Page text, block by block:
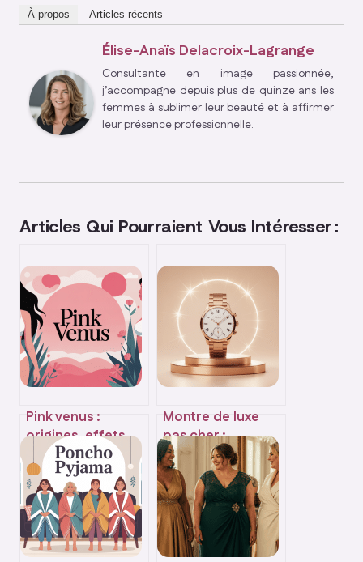
À propos Articles récents
Élise-Anaïs Delacroix-Lagrange
Consultante en image passionnée,
j’accompagne depuis plus de quinze ans les
femmes à sublimer leur beauté et à affirmer
leur présence professionnelle.
Articles Qui Pourraient Vous Intéresser :
Pink venus :
origines, effets,
dosage et risques
à connaître
Montre de luxe
pas cher :
comment allier
élégance et petit
budget